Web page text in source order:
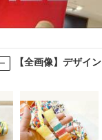
【全画像】デザイ